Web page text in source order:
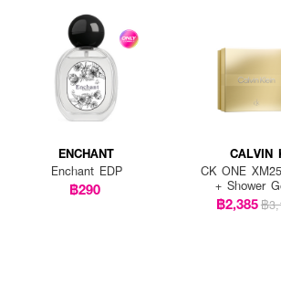
ENCHANT
Enchant EDP
฿290
CALVIN
CK ONE
+ Shower
฿2,385฿